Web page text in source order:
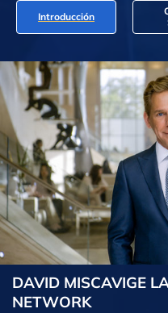
Introducción
DAVID MISCAVIGE
NETWORK